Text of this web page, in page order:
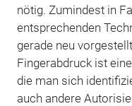
nötig. Zumindest in
entsprechenden
gerade neu
Fingerabdruck ist
die man sich
auch andere